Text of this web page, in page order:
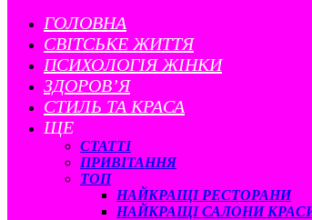
ГОЛОВНА
CВІТСЬКЕ ЖИТТЯ
ПСИХОЛОГІЯ ЖІНКИ
ЗДОРОВ’Я
СТИЛЬ ТА КРАСА
ЩЕ
СТАТТІ
ПРИВІТАННЯ
ТОП
НАЙКРАЩІ РЕСТОРАНИ
НАЙКРАЩІ САЛОНИ